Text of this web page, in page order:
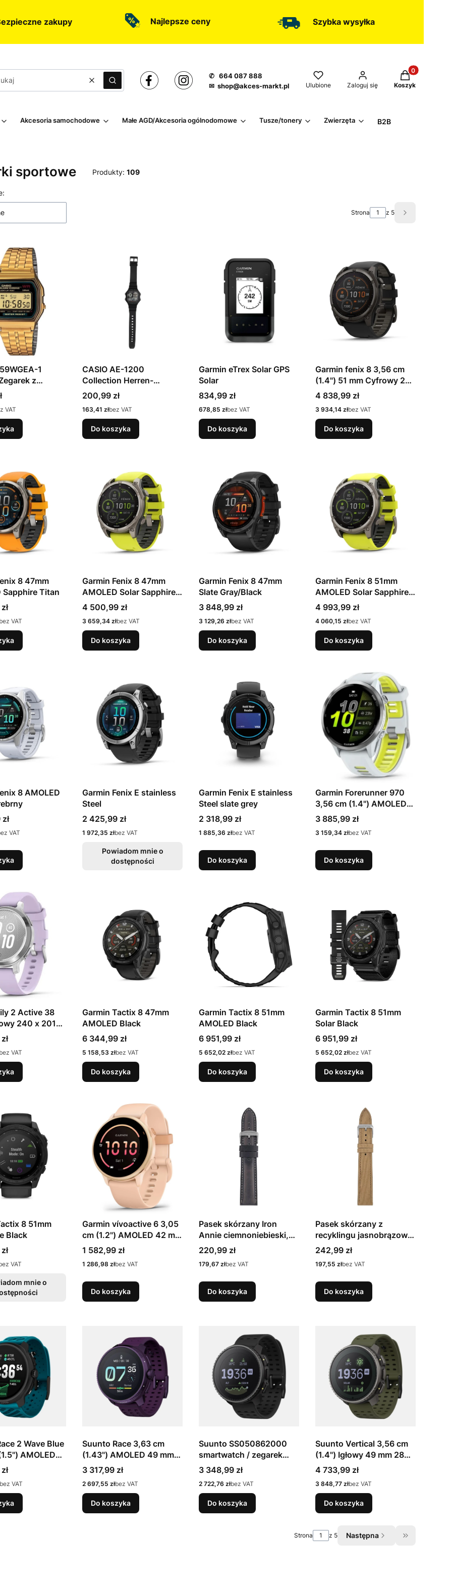
zakupy Najlepsze ceny Szybka wysyłka
WyczyśćSzukaj
✆ 664 087 888
✉ shop@akces-markt.pl
Ulubione Zaloguj się
Produkty w
Koszyk
Akcesoria samochodowe Małe AGD/Akcesoria ogólnodomowe Tusze/tonery Zwierzęta B2B
sportowe Produkty: 109
Strona z 5 Następne
1
z
Złoto
VAT
CASIO AE-1200
Collection Herren-
Armbanduhr, schwarz
Cena
200,99 zł
Cena
163,41 złbez VAT
Do koszyka
Garmin eTrex Solar GPS
Solar
Cena
834,99 zł
Cena
678,85 złbez VAT
Do koszyka
Garmin fenix 8 3,56 cm
(1.4") 51 mm Cyfrowy 280
x 280 px Ekran dotykowy
Tytan Wi-Fi GPS
Cena
4 838,99 zł
Cena
3 934,14 złbez VAT
Do koszyka
8 47mm
Sapphire Titan
VAT
Garmin Fenix 8 47mm
AMOLED Solar Sapphire
Yellow
Cena
4 500,99 zł
Cena
3 659,34 złbez VAT
Do koszyka
Garmin Fenix 8 47mm
Slate Gray/Black
Cena
3 848,99 zł
Cena
3 129,26 złbez VAT
Do koszyka
Garmin Fenix 8 51mm
AMOLED Solar Sapphire
Titanium Amp
Cena
4 993,99 zł
Cena
4 060,15 złbez VAT
Do koszyka
8 AMOLED
VAT
Garmin Fenix E stainless
Steel
Cena
2 425,99 zł
Cena
1 972,35 złbez VAT
Powiadom mnie o
dostępności
Garmin Fenix E stainless
Steel slate grey
Cena
2 318,99 zł
Cena
1 885,36 złbez VAT
Do koszyka
Garmin Forerunner 970
3,56 cm (1.4") AMOLED
Cyfrowy 454 x 454 px
Ekran dotykowy Biały Wi-
Fi GPS
Cena
3 885,99 zł
Cena
3 159,34 złbez VAT
Do koszyka
2 Active 38
240 x 201
VAT
Garmin Tactix 8 47mm
AMOLED Black
Cena
6 344,99 zł
Cena
5 158,53 złbez VAT
Do koszyka
Garmin Tactix 8 51mm
AMOLED Black
Cena
6 951,99 zł
Cena
5 652,02 złbez VAT
Do koszyka
Garmin Tactix 8 51mm
Solar Black
Cena
6 951,99 zł
Cena
5 652,02 złbez VAT
Do koszyka
8 51mm
Black
VAT
mnie o
Garmin vívoactive 6 3,05
cm (1.2") AMOLED 42 mm
Cyfrowy 390 x 390 px
Ekran dotykowy Różowy
Wi-Fi GPS
Cena
1 582,99 zł
Cena
1 286,98 złbez VAT
Do koszyka
Pasek skórzany Iron
Annie ciemnoniebieski,
22 mm
Cena
220,99 zł
Cena
179,67 złbez VAT
Do koszyka
Pasek skórzany z
recyklingu jasnobrązowy,
szer. 20 mm
Cena
242,99 zł
Cena
197,55 złbez VAT
Do koszyka
2 Wave Blue
AMOLED
466 x
dotykowy
bez VAT
Suunto Race 3,63 cm
(1.43") AMOLED 49 mm
Cyfrowy 466 x 466 px
Ekran dotykowy
Fioletowy GPS
Cena
3 317,99 zł
Cena
2 697,55 złbez VAT
Do koszyka
Suunto SS050862000
smartwatch / zegarek
sportowy 3,56 cm (1.4")
Igłowy 49 mm 280 x 280
px Ekran dotykowy
Czarny GPS
Cena
3 348,99 zł
Cena
2 722,76 złbez VAT
Do koszyka
Suunto Vertical 3,56 cm
(1.4") Igłowy 49 mm 280
x 280 px Ekran dotykowy
Czarny GPS
Cena
4 733,99 zł
Cena
3 848,77 złbez VAT
Do koszyka
Strona z 5 Następna Przejdź do